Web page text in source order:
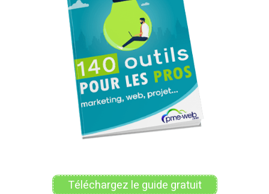
Téléchargez le guide gratuit